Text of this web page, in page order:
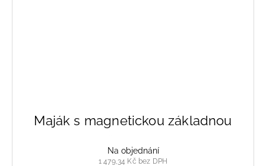
Maják s magnetickou základnou
Na objednání
1 479,34 Kč bez DPH